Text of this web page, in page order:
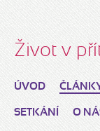
Život v
ÚVOD
SETKÁNÍ O